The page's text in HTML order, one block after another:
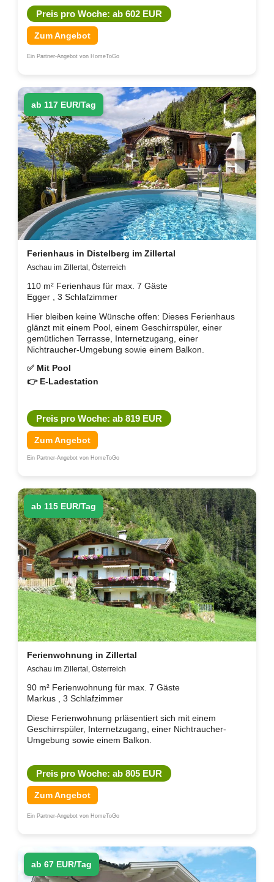
Preis pro Woche: ab 602 EUR
Zum Angebot
Ein Partner-Angebot von HomeToGo
ab 117 EUR/Tag
Ferienhaus in Distelberg im Zillertal
Aschau im Zillertal, Österreich
110 m² Ferienhaus für max. 7 Gäste
Egger , 3 Schlafzimmer
Hier bleiben keine Wünsche offen: Dieses Ferienhaus
glänzt mit einem Pool, einem Geschirrspüler, einer
gemütlichen Terrasse, Internetzugang, einer
Nichtraucher-Umgebung sowie einem Balkon.
✅ Mit Pool
👉 E-Ladestation
Preis pro Woche: ab 819 EUR
Zum Angebot
Ein Partner-Angebot von HomeToGo
ab 115 EUR/Tag
Ferienwohnung in Zillertal
Aschau im Zillertal, Österreich
90 m² Ferienwohnung für max. 7 Gäste
Markus , 3 Schlafzimmer
Diese Ferienwohnung prläsentiert sich mit einem
Geschirrspüler, Internetzugang, einer Nichtraucher-
Umgebung sowie einem Balkon.
Preis pro Woche: ab 805 EUR
Zum Angebot
Ein Partner-Angebot von HomeToGo
ab 67 EUR/Tag